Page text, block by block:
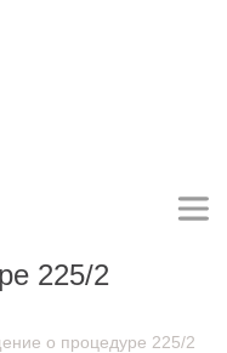
225/2
о процедуре 225/2